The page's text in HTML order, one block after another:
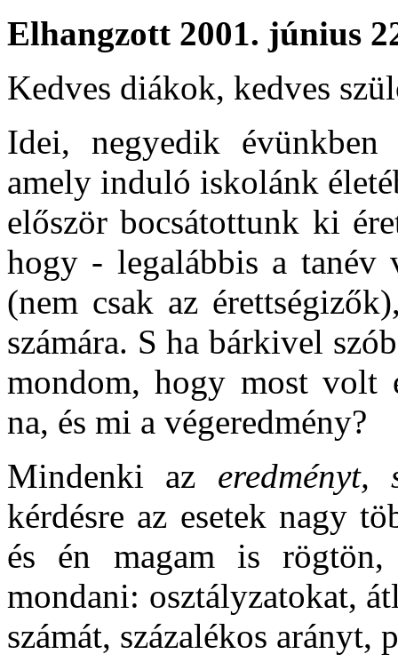
Elhangzott 2001. június
Kedves diákok, kedves
Idei, negyedik
amely induló iskolánk
először bocsátottunk ki
hogy - legalábbis a tanév
(nem csak az
számára. S ha bárkivel
mondom, hogy most volt
na, és mi a végeredmény?
Mindenki az eredményt,
kérdésre az esetek nagy
és én magam is rögtön,
mondani: osztályzatokat,
számát, százalékos arányt,